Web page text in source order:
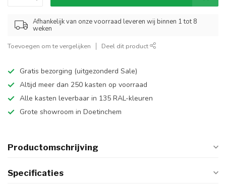
Afhankelijk van onze voorraad leveren wij binnen 1 tot 8
weken
Toevoegen om te vergelijken Deel dit product
Gratis bezorging (uitgezonderd Sale)
Altijd meer dan 250 kasten op voorraad
Alle kasten leverbaar in 135 RAL-kleuren
Grote showroom in Doetinchem
Productomschrijving
Specificaties